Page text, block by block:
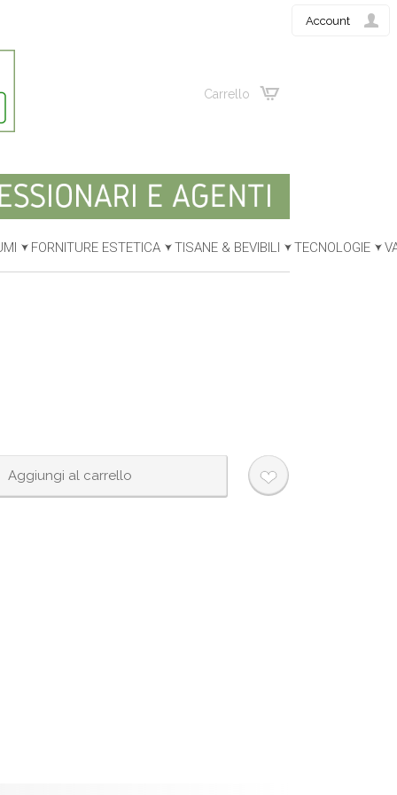
Carrello
Account
FORNITURE ESTETICA TISANE & BEVIBILI TECNOLOGIE